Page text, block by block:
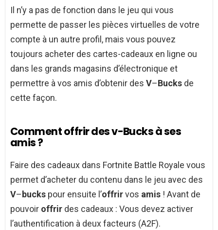
Il n’y a pas de fonction dans le jeu qui vous
permette de passer les pièces virtuelles de votre
compte à un autre profil, mais vous pouvez
toujours acheter des cartes-cadeaux en ligne ou
dans les grands magasins d’électronique et
permettre à vos amis d’obtenir des V–Bucks de
cette façon.
Comment offrir des v-Bucks à ses
amis ?
Faire des cadeaux dans Fortnite Battle Royale vous
permet d’acheter du contenu dans le jeu avec des
V– bucks pour ensuite l’offrirvos amis ! Avant de
pouvoir offrir des cadeaux : Vous devez activer
l’authentification à deux facteurs (A2F).